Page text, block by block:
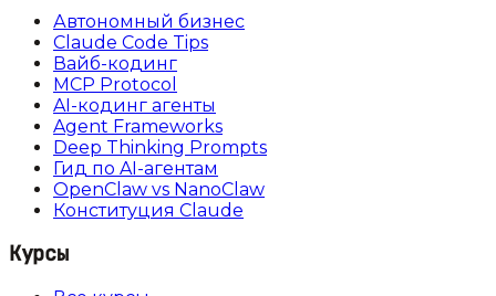
Автономный бизнес
Claude Code Tips
Вайб-кодинг
MCP Protocol
AI-кодинг агенты
Agent Frameworks
Deep Thinking Prompts
Гид по AI-агентам
OpenClaw vs NanoClaw
Конституция Claude
Курсы